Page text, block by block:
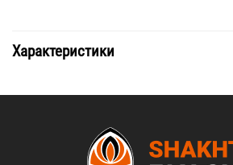
Характеристики